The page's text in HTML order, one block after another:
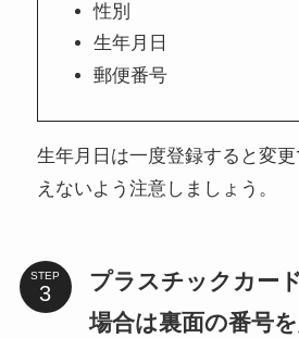
性別
生年月日
郵便番号
生年月日は一度登録すると変
えないよう注意しましょう。
STEP
プラスチックカー
場合は裏面の番号